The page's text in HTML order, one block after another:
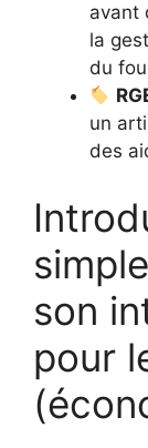
avant
la
du
un
des
son
pour